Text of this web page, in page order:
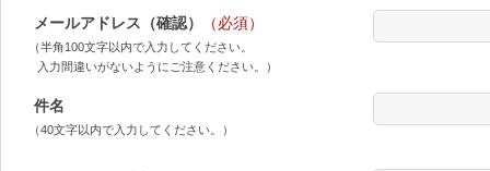
メールアドレス（確認） （必須）
（半角100文字以内で入力してください。
入力間違いがないようにご注意ください。）
件名
（40文字以内で入力してください。）